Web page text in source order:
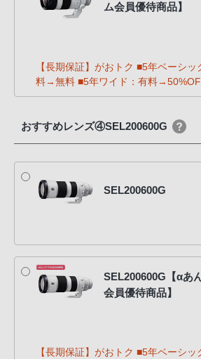
ム会員優待商品】
【長期保証】がおトク ■5年ベーシ
料→無料 ■5年ワイド：有料
おすすめレンズ④SEL200600G
SEL200600G
SEL200600G【αあ
会員優待商品】
【長期保証】がおトク ■5年ベーシ